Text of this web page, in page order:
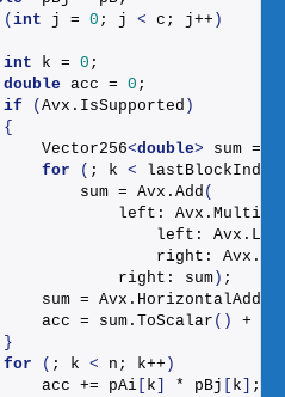
( int j = 0 ; j < c; j++ )
int k = 0 ;
double acc = 0 ;
if
( Avx. IsSupported )
{
Vector256
<double> sum =
for
( ; k <
sum = Avx.
Add (
left: Avx.
left: Avx.
right: Avx.
right: sum
) ;
sum = Avx.
HorizontalAdd
acc = sum.
ToScalar ()
+
}
for
( ; k < n; k++ )
acc += pAi
k * pBj k
;